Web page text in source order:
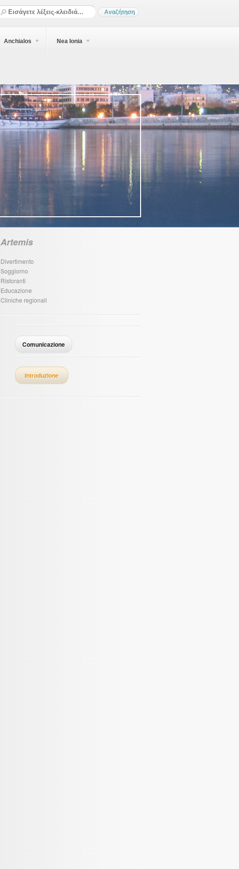
Anchialos Nea Ionia
Artemis
Divertimento
Soggiorno
Ristoranti
Educazione
Cliniche regionali
Comunicazione
Introduzione